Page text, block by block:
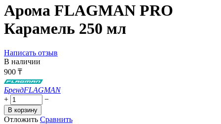
Арома FLAGMAN PRO
Карамель 250 мл
Написать отзыв
В наличии
900 ₸
БрендFLAGMAN
+
−
В корзину
Отложить Сравнить